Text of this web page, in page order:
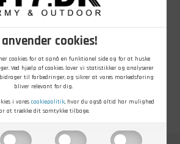
cookies!
cookies for at opnå en funktionel side og for at huske
Ved hjælp af cookies laver vi statistikker og analyserer
bidrager til forbedringer, og sikrer at vores markedsføring
bliver relevant for dig.
i vores cookiepolitik, hvor du også altid har mulighed
at trække dit samtykke tilbage.
Emaljekrus,
hvidt med blå
kant
På lager - Køb nu
Trek'n Eat
Krydderikarrusel